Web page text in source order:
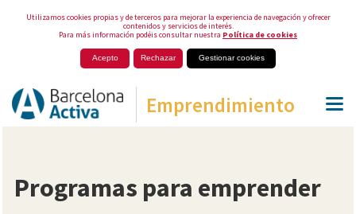
Utilizamos cookies propias y de terceros para mejorar la experiencia de navegación y ofrecer
contenidos y servicios de interés.
Para más información podéis consultar nuestra Política de cookies
Acepto Rechazar Gestionar cookies
Emprendimiento
Programas para emprender